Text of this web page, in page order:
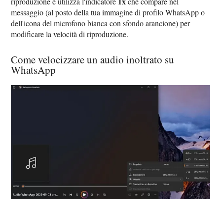
messaggio (al posto della tua immagine di profilo WhatsApp o
dell'icona del microfono bianca con sfondo arancione) per
modificare la velocità di riproduzione.
Come velocizzare un audio inoltrato su
WhatsApp